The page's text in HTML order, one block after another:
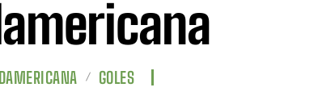
GOLES